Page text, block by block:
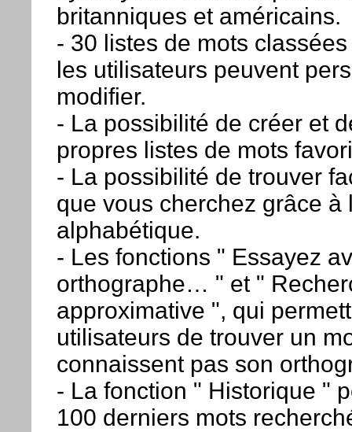
britanniques et américains.
- 30 listes de mots
les utilisateurs peuvent
modifier.
- La possibilité de créer et
propres listes de mots
- La possibilité de trouver
que vous cherchez grâce à
alphabétique.
- Les fonctions " Essayez
orthographe… " et "
approximative ", qui
utilisateurs de trouver un
connaissent pas son
- La fonction " Historique "
100 derniers mots